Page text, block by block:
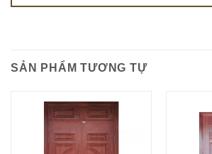
SẢN PHẨM TƯƠNG TỰ